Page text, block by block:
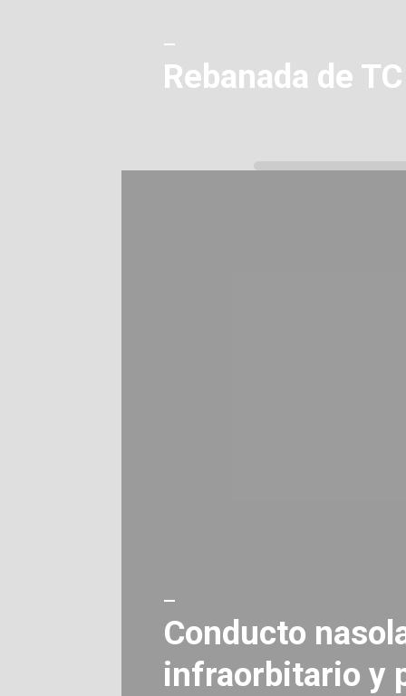
—
Rebanada de
—
Conducto
infraorbitario y